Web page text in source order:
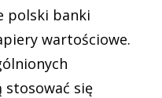
polski banki
wartościowe.
się